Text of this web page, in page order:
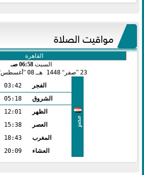
مواقيت الصلاة
السبت 06:58 صـ
23 صفر 1448 هـ 08 أغسطس
مصر
الفجر
03:42
الشروق
05:18
الظهر
12:01
العصر
15:38
المغرب
18:43
العشاء
20:09